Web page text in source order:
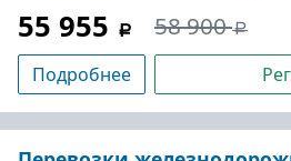
55 955 58 900
Подробнее